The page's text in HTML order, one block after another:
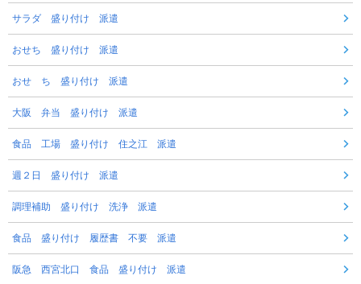
サラダ 盛り付け 派遣
おせち 盛り付け 派遣
おせ ち 盛り付け 派遣
大阪 弁当 盛り付け 派遣
食品 工場 盛り付け 住之江 派遣
週２日 盛り付け 派遣
調理補助 盛り付け 洗浄 派遣
食品 盛り付け 履歴書 不要 派遣
阪急 西宮北口 食品 盛り付け 派遣